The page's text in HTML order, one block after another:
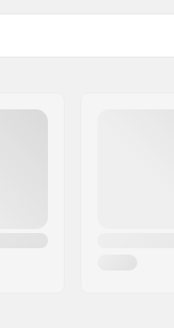
46mm, Top load
22.2mm